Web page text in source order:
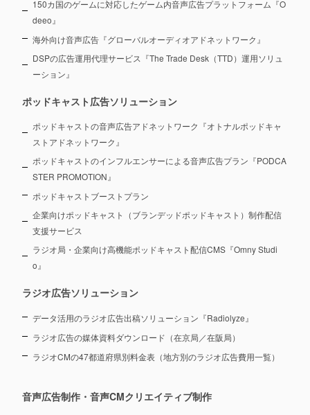
150カ国のゲームに対応したゲーム内音声広告プラットフォーム『O
deeo』
海外向け音声広告『グローバルオーディオアドネットワーク』
DSPの広告運用代理サービス『The Trade Desk（TTD）運用ソリュ
ーション』
ポッドキャスト広告ソリューション
ポッドキャストの音声広告アドネットワーク『オトナルポッドキャ
ストアドネットワーク』
ポッドキャストのインフルエンサーによる音声広告プラン『PODCA
STER PROMOTION』
ポッドキャストブーストプラン
企業向けポッドキャスト（ブランデッドポッドキャスト）制作配信
支援サービス
ラジオ局・企業向け高機能ポッドキャスト配信CMS『Omny Studi
o』
ラジオ広告ソリューション
データ活用のラジオ広告出稿ソリューション『Radiolyze』
ラジオ広告の媒体資料ダウンロード（在京局／在阪局）
ラジオCMの47都道府県別料金表（地方別のラジオ広告費用一覧）
音声広告制作・音声CMクリエイティブ制作